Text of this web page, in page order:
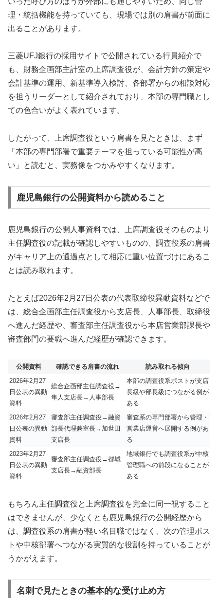
理・統括機能を持っていても、現場では別の肩書が前面に
出ることがあります。
三菱UFJ銀行の採用サイトで公開されている行員紹介で
も、財務企画部主計室の上席調査役が、会計方針の策定や
会計基準の運用、新基準導入検討、各部署からの相談対応
を担うリーダーとして紹介されており、本部の専門職とし
ての色合いがよく表れています。
したがって、上席調査役という肩書を見たときは、まず
「本部の専門部署で重要テーマを担っている可能性が高
い」と読むと、実務像をつかみやすくなります。
鹿児島銀行の公開資料から読めること
鹿児島銀行の公開人事資料では、上席調査役そのものより
主任調査役の記載が確認しやすいものの、調査役系の肩書
がキャリア上の通過点として相応に重い位置づけにあるこ
とは読み取れます。
たとえば2026年2月27日公表の代表取締役異動資料などで
は、総合企画部主任調査役から支店長、人事部長、取締役
へ進んだ経歴や、審査部主任調査役から本店営業部課長や
審査部門の要職へ進んだ経歴が確認できます。
公開資料 確認できる肩書の流れ
読み取れる傾向
2026年2月27
日公表の異動
資料
総合企画部主任調査役→
隼人支店長→人事部長
本部の調査役系ポストが支店
長級や部長級につながる例が
ある
2026年2月27
日公表の異動
資料
審査部主任調査役→融資
部長代理兼室長→加世田
支店長
審査系の専門部署から管理・
営業店運営へ展開する例があ
る
2023年2月27
日公表の異動
資料
審査部主任調査役→都城
支店長→融資部長
地域銀行でも調査役系が中核
管理職への前段になることが
ある
もちろん主任調査役と上席調査役を完全に同一視すること
はできませんが、少なくとも鹿児島銀行の公開経歴から
は、調査役系の肩書が軽い名目職ではなく、次の管理ポス
トや中核部署へつながる実質的な役割を持っていることが
うかがえます。
名刺で見たときの基本的な受け止め方